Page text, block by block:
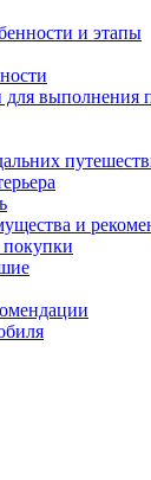
и этапы
для выполнения
и